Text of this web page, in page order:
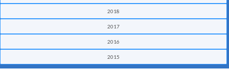
2018
2017
2016
2015